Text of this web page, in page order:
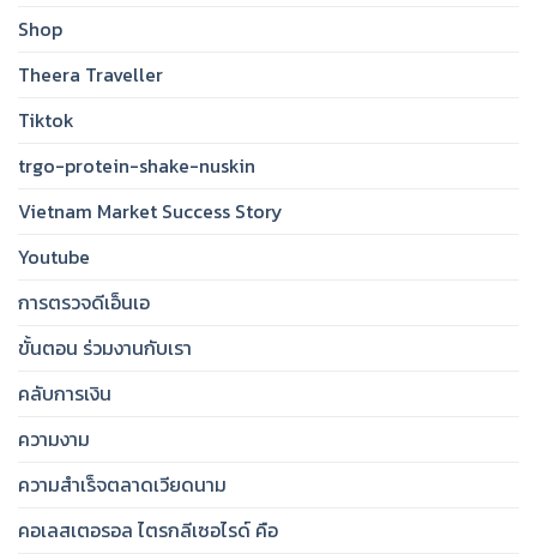
Shop
Theera Traveller
Tiktok
trgo-protein-shake-nuskin
Vietnam Market Success Story
Youtube
การตรวจดีเอ็นเอ
ขั้นตอน ร่วมงานกับเรา
คลับการเงิน
ความงาม
ความสำเร็จตลาดเวียดนาม
คอเลสเตอรอล ไตรกลีเซอไรด์ คือ